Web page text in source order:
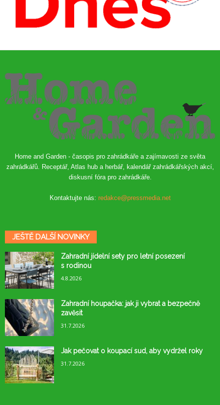
Home and Garden - časopis pro zahrádkáře a zajímavosti ze světa
zahrádkářů. Receptář, Atlas hub a herbář, kalendář zahrádkářských akcí,
diskusní fóra pro zahrádkáře.
Kontaktujte nás: redakce@pressmedia.net
JEŠTĚ DALŠÍ NOVINKY
Zahradní jídelní sety pro letní posezení
s rodinou
4.8.2026
Zahradní houpačka: jak ji vybrat a bezpečně
zavěsit
31.7.2026
Jak pečovat o koupací sud, aby vydržel roky
31.7.2026